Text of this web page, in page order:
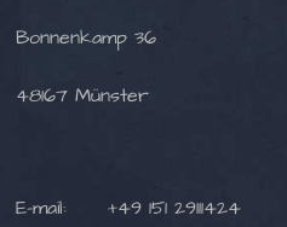
Bonnenkamp 36
48167 Münster
E-mail:
+49 151 29111424